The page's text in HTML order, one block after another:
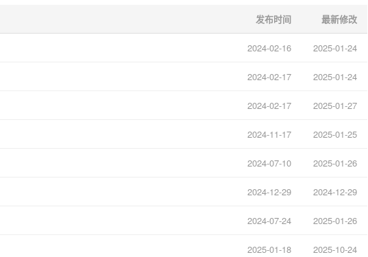
美强惨首榜✔️
发布时间 最新修改
2024-02-16 2025-01-24
2024-02-17 2025-01-24
2024-02-17 2025-01-27
2024-11-17 2025-01-25
2024-07-10 2025-01-26
2024-12-29 2024-12-29
2024-07-24 2025-01-26
2025-01-18 2025-10-24